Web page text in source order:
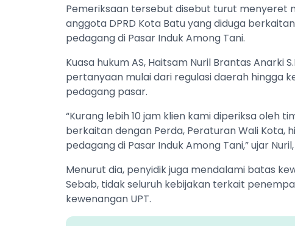
Pemeriksaan tersebut disebut turut menyeret
anggota DPRD Kota Batu yang diduga
pedagang di Pasar Induk Among Tani.
Kuasa hukum AS, Haitsam Nuril Brantas
pertanyaan mulai dari regulasi daerah hingga
pedagang pasar.
“Kurang lebih 10 jam klien kami diperiksa oleh
berkaitan dengan Perda, Peraturan Wali
pedagang di Pasar Induk Among Tani,” ujar
Menurut dia, penyidik juga mendalami batas
Sebab, tidak seluruh kebijakan terkait
kewenangan UPT.